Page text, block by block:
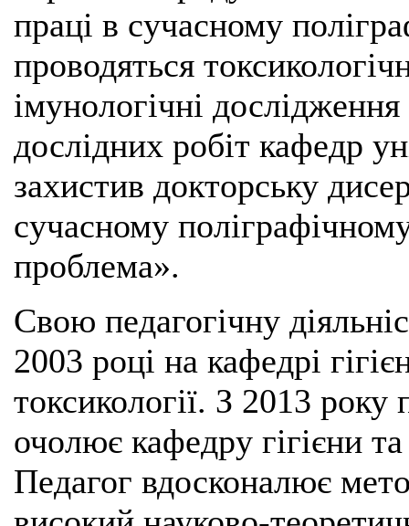
праці в сучасному
проводяться
імунологічні
дослідних робіт кафедр
захистив докторську
сучасному
проблема».
Свою педагогічну
2003 році на кафедрі
токсикології. З 2013
очолює кафедру гігієни
Педагог вдосконалює